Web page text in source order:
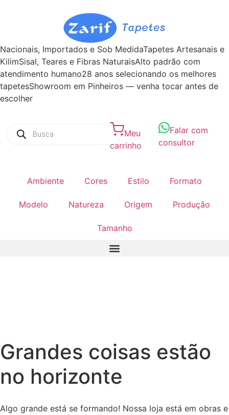
Nacionais, Importados e Sob MedidaTapetes Artesanais e
KilimSisal, Teares e Fibras NaturaisAlto padrão com
atendimento humano28 anos selecionando os melhores
tapetesShowroom em Pinheiros — venha tocar antes de
escolher
Meu
carrinho
Falar com
consultor
Ambiente Cores Estilo Formato
Modelo Natureza Origem Produção
Tamanho
Grandes coisas estão
no horizonte
Algo grande está se formando! Nossa loja está em obras e